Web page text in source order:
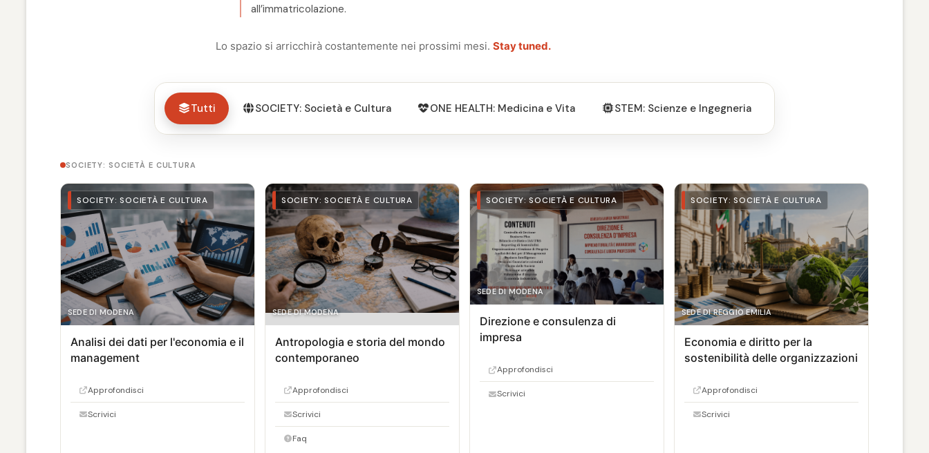
all’immatricolazione.
Lo spazio si arricchirà costantemente nei prossimi mesi. Stay tuned.
Tutti SOCIETY: Società e Cultura ONE HEALTH: Medicina e Vita STEM: Scienze e Ingegneria
SOCIETY: SOCIETÀ E CULTURA
SOCIETY: SOCIETÀ E CULTURA
SEDE DI MODENA
Analisi dei dati per l'economia e il
management
Approfondisci
Scrivici
SOCIETY: SOCIETÀ E CULTURA
SEDE DI MODENA
Antropologia e storia del mondo
contemporaneo
Approfondisci
Scrivici
Faq
SOCIETY: SOCIETÀ E CULTURA
SEDE DI MODENA
Direzione e consulenza di
impresa
Approfondisci
Scrivici
SOCIETY: SOCIETÀ E CULTURA
SEDE DI REGGIO EMILIA
Economia e diritto per la
sostenibilità delle organizzazioni
Approfondisci
Scrivici